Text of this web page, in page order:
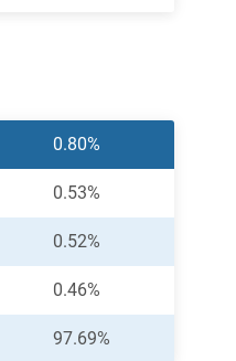
0.80%
0.53%
0.52%
0.46%
97.69%